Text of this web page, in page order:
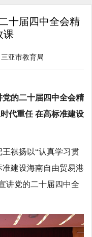
十届四中全会精
课
三亚市教育局
的二十届四中全会精
代重任 在高标准建设
祺扬以“认真学习贯
建设海南自由贸易港
讲党的二十届四中全